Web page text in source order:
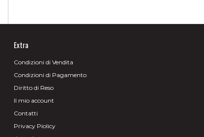
Extra
Condizioni di Vendita
Condizioni di Pagamento
Diritto di Reso
Il mio account
Contatti
Privacy Piolicy